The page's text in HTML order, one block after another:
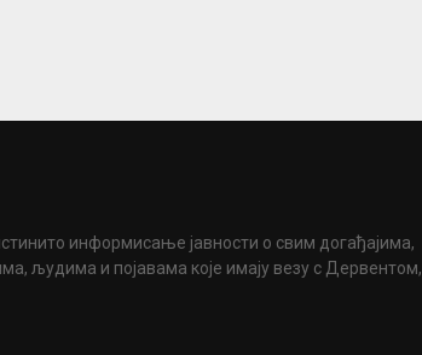
информисање јавности о свим догађајима,
људима и појавама које имају везу с Дервентом,